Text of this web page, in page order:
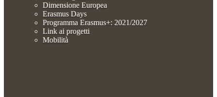
Dimensione Europea
Erasmus Days
Programma Erasmus+: 2021/2027
Link ai progetti
Mobilità